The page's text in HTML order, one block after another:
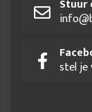
Stuur
stel je